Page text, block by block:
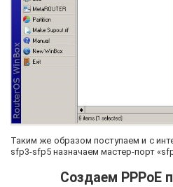
Таким же образом поступаем и с
sfp3-sfp5 назначаем мастер-порт
Создаем PPPoE